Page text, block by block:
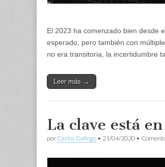
El 2023 ha comenzado bien desde
esperado, pero también con
no era transitoria, la incertidumbre
Leer más →
La clave está
por Carlos Gallego • 21/04/2020 •